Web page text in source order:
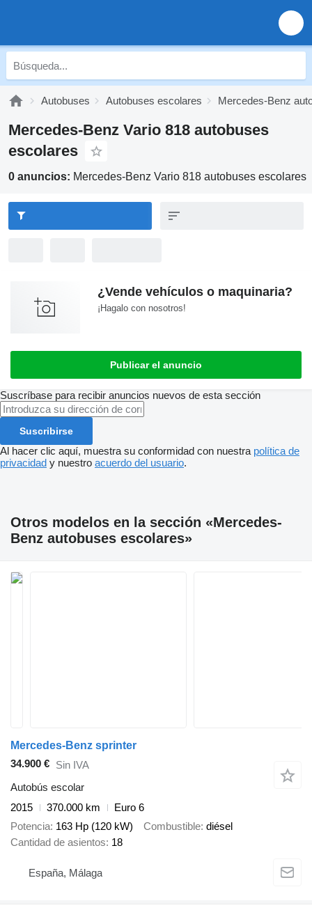
Autobuses Autobuses escolares Mercedes-Benz
Mercedes-Benz Vario 818 autobuses
escolares
0 anuncios: Mercedes-Benz Vario 818 autobuses escolares
¿Vende vehículos o maquinaria?
¡Hagalo con nosotros!
Publicar el anuncio
Suscríbase para recibir anuncios nuevos de esta sección
Suscribirse
Al hacer clic aquí, muestra su conformidad con nuestra política de
privacidad y nuestro acuerdo del usuario.
Otros modelos en la sección «Mercedes-
Benz autobuses escolares»
Mercedes-Benz sprinter
34.900 € Sin IVA
Autobús escolar
2015
370.000 km
Euro 6
Potencia 163 Hp (120 kW) Combustible diésel
Cantidad de asientos 18
España, Málaga